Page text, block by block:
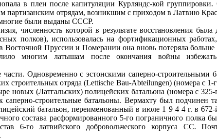
в плен после капитуляции Курляндс‑кой группировки.
партизанским отрядам, возникшим с приходом в Латвию
были выданы СССР.
численность которой в результате восстановления
полков), использовалась на фортификационных
Восточной Пруссии и Померании она вновь потеряла больше
многим латышам после окончания войны избежать
Одновременно с эстонскими саперно‑строительными
строительных отряда (Lettische Bau‑Abteilungen) (номера с
новых (Латгальских) полицейских батальона (номера с
саперно‑строительные батальоны. Вермахту был подчинен
батальон, переименованный в июле 1 9 4 4 г. в
состава расформированного 5‑го пограничного полка
6‑го латвийского добровольческого корпуса СС.